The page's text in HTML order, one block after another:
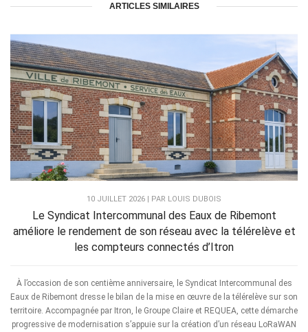
ARTICLES SIMILAIRES
10 JUILLET 2026 | PAR LOUIS DUBOIS
Le Syndicat Intercommunal des Eaux de Ribemont
améliore le rendement de son réseau avec la télérelève et
les compteurs connectés d’Itron
À l’occasion de son centième anniversaire, le Syndicat Intercommunal des
Eaux de Ribemont dresse le bilan de la mise en œuvre de la télérelève sur son
territoire. Accompagnée par Itron, le Groupe Claire et REQUEA, cette démarche
progressive de modernisation s’appuie sur la création d’un réseau LoRaWAN